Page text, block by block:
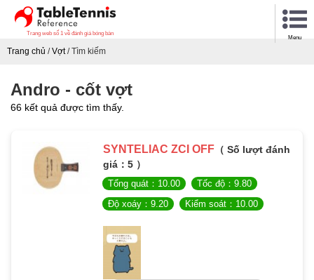
Trang web số 1 về đánh giá bóng bàn
Menu
Trang chủ /Vợt/Tìm kiếm
Andro - cốt vợt
66 kết quả được tìm thấy.
SYNTELIAC ZCI OFF （ Số lượt đánh
giá：5 ）
Tổng quát：10.00
Tốc độ：9.80
Độ xoáy：9.20
Kiểm soát：10.00